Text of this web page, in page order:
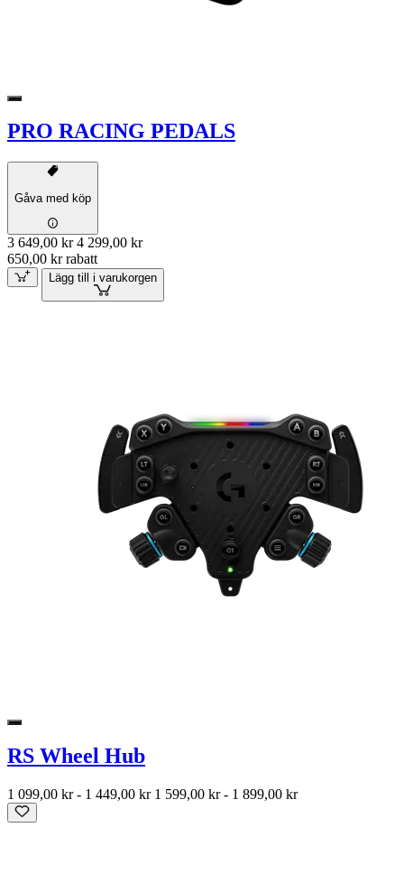
PRO RACING PEDALS
Gåva med köp
3 649,00 kr 4 299,00 kr
650,00 kr rabatt
Lägg till i varukorgen
RS Wheel Hub
1 099,00 kr- 1 449,00 kr 1 599,00 kr- 1 899,00 kr